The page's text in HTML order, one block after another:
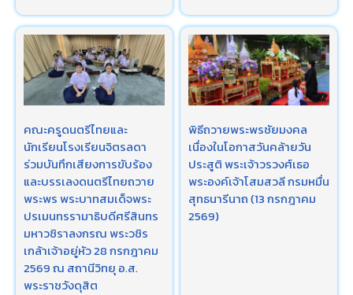
คณะครูดนตรีไทยและ
นักเรียนโรงเรียนจิตรลดา
ร่วมบันทึกเสียงการขับร้อง
และบรรเลงดนตรีไทยถวาย
พระพร พระบาทสมเด็จพระ
ปรเมนทรรามาธิบดีศรีสินทร
มหาวชิราลงกรณ พระวชิร
เกล้าเจ้าอยู่หัว 28 กรกฎาคม
2569 ณ สถานีวิทยุ อ.ส.
พระราชวังดุสิต
พิธีถวายพระพรชัยมงคล
เนื่องในโอกาสวันคล้ายวัน
ประสูติ ​พระเจ้าวรวงศ์เธอ
พระองค์เจ้าโสมสวลี กรมหมื่น
สุทธนารีนาถ (13 กรกฎาคม
2569)